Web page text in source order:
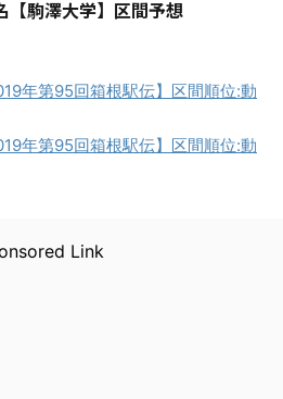
【駒澤大学】区間予想
年第95回箱根駅伝】区間順位:動
年第95回箱根駅伝】区間順位:動
Link